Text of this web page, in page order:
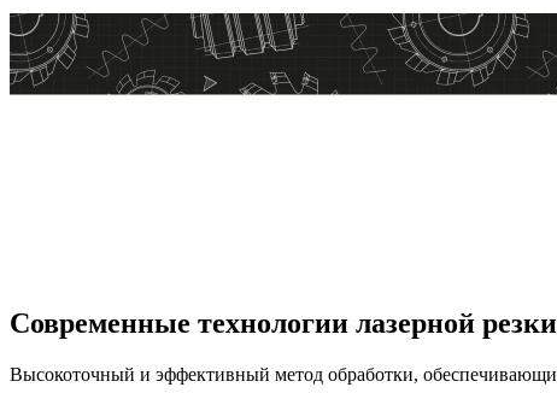
Современные технологии лазерной резки
Высокоточный и эффективный метод обработки,